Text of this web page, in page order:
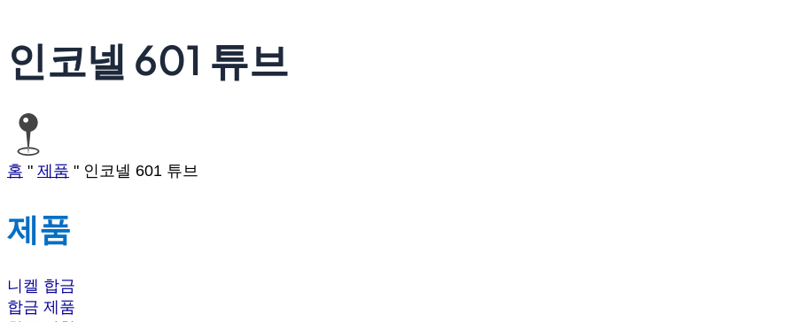
인코넬 601 튜브
홈 " 제품 " 인코넬 601 튜브
제품
니켈 합금
합금 제품